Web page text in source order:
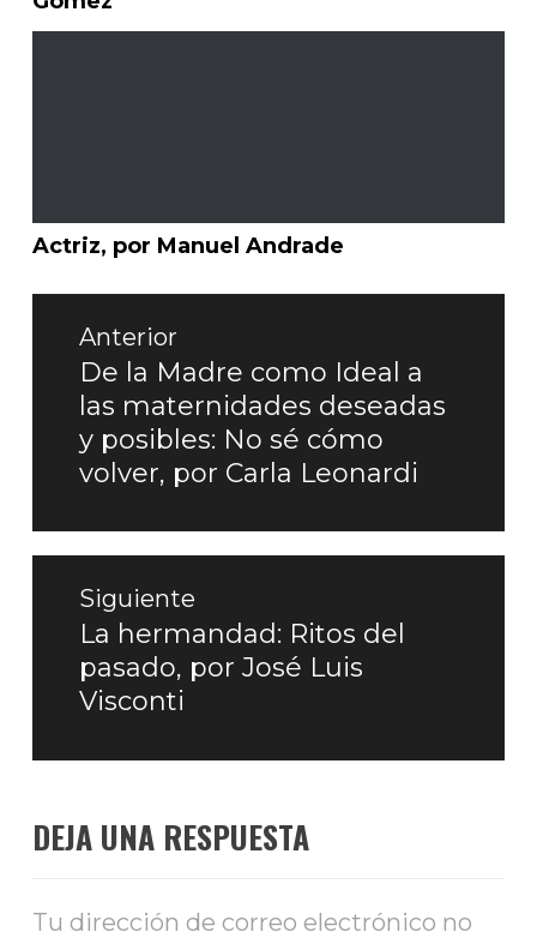
Actriz, por Manuel Andrade
Navegación
entradas
Anterior
Entrada
anterior:
De la Madre como Ideal a
las maternidades deseadas
y posibles: No sé cómo
volver, por Carla Leonardi
Siguiente
Entrada
siguiente:
La hermandad: Ritos del
pasado, por José Luis
Visconti
DEJA UNA RESPUESTA
Tu dirección de correo electrónico no